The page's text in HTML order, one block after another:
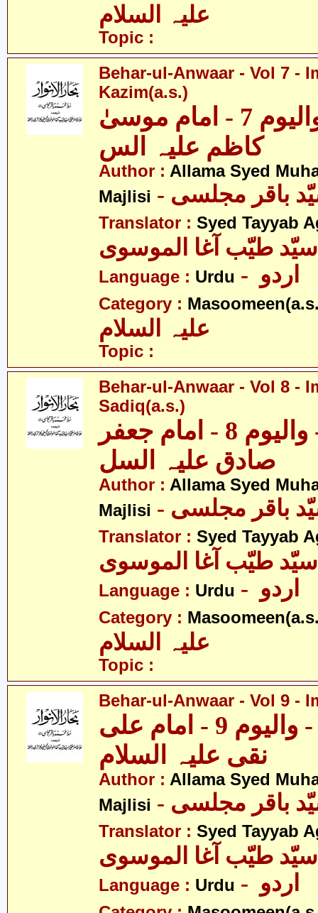
Topic :
Behar-ul-Anwaar - Vol 7 -
Kazim(a.s.)
بحار الانوار - والیوم 7 - امام موسیٰ
کاظم علیہ الس
Author : Allama Syed
Majlisi
Translator : Syed Tayyab
سیّد طیّب آغا الموسوی
Language : Urdu
Category :
Topic :
Behar-ul-Anwaar - Vol 8 -
Sadiq(a.s.)
بحار الانوار - والیوم 8 - امام جعفر
صادق علیہ السل
Author : Allama Syed
Majlisi
Translator : Syed Tayyab
سیّد طیّب آغا الموسوی
Language : Urdu
Category :
Topic :
Behar-ul-Anwaar - Vol 9 -
بحار الانوار - والیوم 9 - امام علی
نقی علیہ السلام
Author : Allama Syed
Majlisi
Translator : Syed Tayyab
سیّد طیّب آغا الموسوی
Language : Urdu